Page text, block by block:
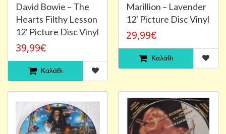
David Bowie – The
Hearts Filthy Lesson
12' Picture Disc Vinyl
39,99€
Καλάθι
Marillion – Lavender
12' Picture Disc Vinyl
29,99€
Καλάθι